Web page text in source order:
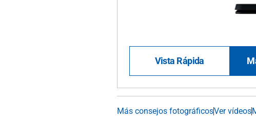
Vista Rápida
Más consejos fotográficosVer vídeos